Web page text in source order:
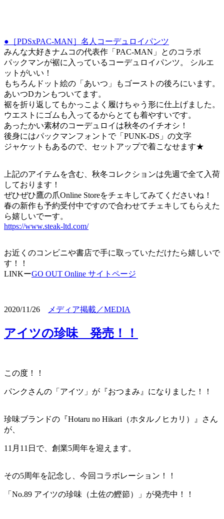
●［PDSxPAC-MAN］名人コーデュロイパンツ
みんな大好きナムコの代表作「PAC-MAN」とのコラボ
パックマンが裾に入っているコーデュロイパンツ。 シルエ
ットがいい！
もちろんドット絵の「あいつ」もゴーストの後ろにいます。
あいつDカンもついてます。
裾を折り返してもかっこよく履けちゃう形に仕上げました。
ウエストにゴムも入ってるからとても着やすいです。
あったかい素材のコーデュロイは秋冬のイチオシ！
後身にはパックマンフォントで「PUNK-DS」の文字
ジャケットもあるので、セットアップで着こなせます★
上記のアイテムを含む、秋冬コレクションは先週で全て入荷
しております！
ぜひぜひ鷹の爪Online Storeをチェキしてみてくださいね！
春の新作も予約受付中ですので合わせてチェキしてもらえた
ら嬉しいでーす。
https://www.steak-ltd.com/
お近くのコンビニや書店で手に取っていただけたら嬉しいで
す！！
LINKーGO OUT Online サイトページ
2020/11/26 メディア掲載／MEDIA
アイツの珍味 発売！！
この度！！
パンクさんの「アイツ」が『おつまみ』になりました！！
珍味ブランドの『Hotaru no Hikari（ホタルノヒカリ）』さん
が、
11月11日で、創業5周年を迎えます。
その5周年を記念し、今回コラボレーション！！
「No.89 アイツの珍味（土佐の鰹節）」が発売中！！